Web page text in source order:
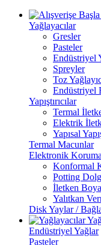
Yağlayacılar
Gresler
Pasteler
Endüstriyel
Spreyler
Toz
Endüstriyel
Yapıştırıcılar
Termal
Elektrik
Yapısal
Termal Macunlar
Elektronik Koruma
Konformal
Potting
İletken
Yalıtkan
Disk Yaylar /
Endüstriyel Yağlar
Pasteler